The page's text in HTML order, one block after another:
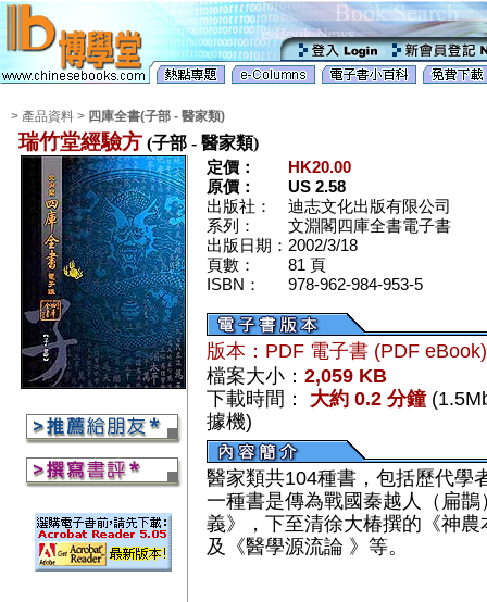
> 產品資料 > 四庫全書(子部 - 醫家類)
瑞竹堂經驗方 (子部 - 醫家類)
定價：
HK20.00
原價：
US 2.58
出版社：
迪志文化出版有限公司
系列：
文淵閣四庫全書電子書
出版日期： 2002/3/18
頁數：
81 頁
ISBN：
978-962-984-953-5
版本：PDF 電子書 (PDF
檔案大小： 2,059 KB
下載時間：
大約 0.2 分鐘
據機)
醫家類共104種書，包括歷代學
一種書是傳為戰國秦越人（扁
義》，下至清徐大椿撰的《神
及《醫學源流論 》等。